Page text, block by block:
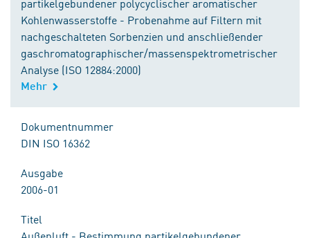
Kohlenwasserstoffe - Probenahme auf Filtern mit
nachgeschalteten Sorbenzien und anschließender
gaschromatographischer/massenspektrometrischer
Analyse (ISO 12884:2000)
Mehr
Dokumentnummer
DIN ISO 16362
Ausgabe
2006-01
Titel